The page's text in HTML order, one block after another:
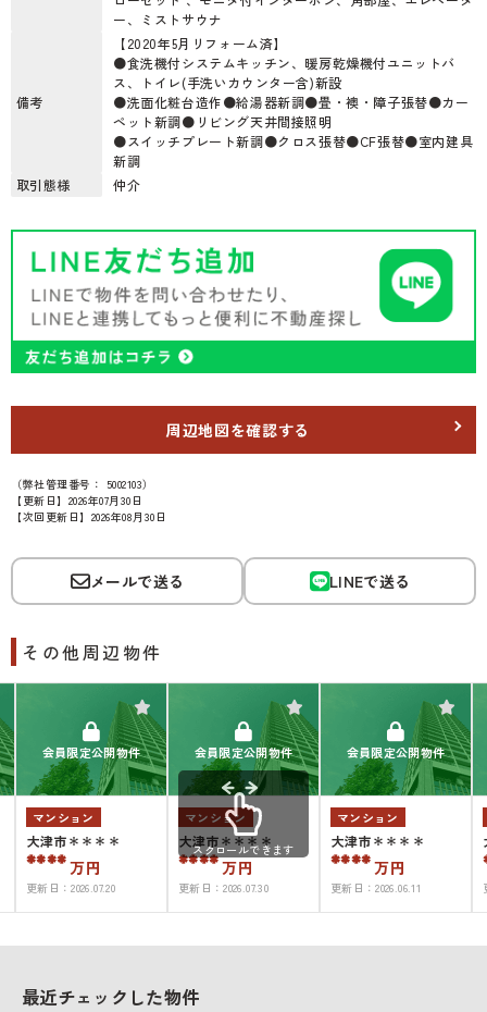
ー、ミストサウナ
備考
【2020年5月リフォーム済】
●食洗機付システムキッチン、暖房乾燥機付ユニットバ
ス、トイレ(手洗いカウンター含)新設
●洗面化粧台造作●給湯器新調●畳・襖・障子張替●カー
ペット新調●リビング天井間接照明
●スイッチプレート新調●クロス張替●CF張替●室内建具
新調
取引態様
仲介
周辺地図を確認する
（弊社管理番号： 5002103）
【更新日】2026年07月30日
【次回更新日】2026年08月30日
メールで送る LINEで送る
その他周辺物件
会員限定公開物件
マンション
大津市＊＊＊＊
****万円
更新日：2026.07.20
会員限定公開物件
マンション
大津市＊＊＊＊
****万円
更新日：2026.07.30
会員限定公開物件
マンション
大津市＊＊＊＊
****万円
更新日：2026.06.11
スクロールできます
最近チェックした物件